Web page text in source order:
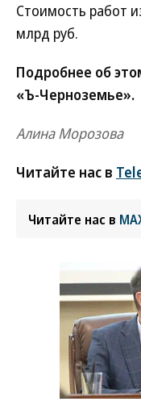
Стоимость работ
млрд руб.
Подробнее об
«Ъ-Черноземье».
Алина Морозова
Читайте нас в
Читайте нас в